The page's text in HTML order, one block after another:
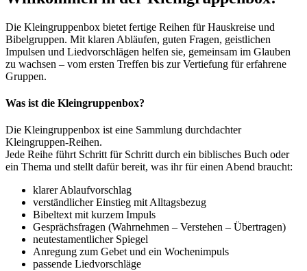
Die Kleingruppenbox bietet fertige Reihen für Hauskreise und
Bibelgruppen. Mit klaren Abläufen, guten Fragen, geistlichen
Impulsen und Liedvorschlägen helfen sie, gemeinsam im Glauben
zu wachsen – vom ersten Treffen bis zur Vertiefung für erfahrene
Gruppen.
Was ist die Kleingruppenbox?
Die Kleingruppenbox ist eine Sammlung durchdachter
Kleingruppen-Reihen.
Jede Reihe führt Schritt für Schritt durch ein biblisches Buch oder
ein Thema und stellt dafür bereit, was ihr für einen Abend braucht:
klarer Ablaufvorschlag
verständlicher Einstieg mit Alltagsbezug
Bibeltext mit kurzem Impuls
Gesprächsfragen (Wahrnehmen – Verstehen – Übertragen)
neutestamentlicher Spiegel
Anregung zum Gebet und ein Wochenimpuls
passende Liedvorschläge